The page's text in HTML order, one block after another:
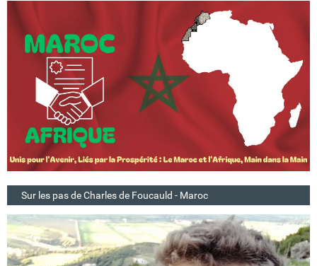
Sur les pas de Charles de Foucauld - Maroc